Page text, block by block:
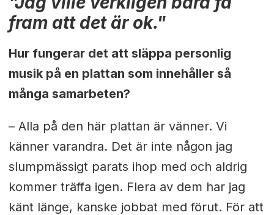
fram att det är ok."
Hur fungerar det att släppa personlig
musik på en plattan som innehåller så
många samarbeten?
– Alla på den här plattan är vänner. Vi
känner varandra. Det är inte någon jag
slumpmässigt parats ihop med och aldrig
kommer träffa igen. Flera av dem har jag
känt länge, kanske jobbat med förut. För att